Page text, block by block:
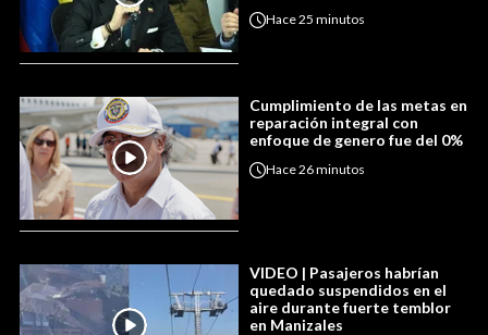
Hace25 minutos
Cumplimiento de las metas en
reparación integral con
enfoque de genero fue del 0%
Hace26 minutos
VIDEO | Pasajeros habrían
quedado suspendidos en el
aire durante fuerte temblor
en Manizales